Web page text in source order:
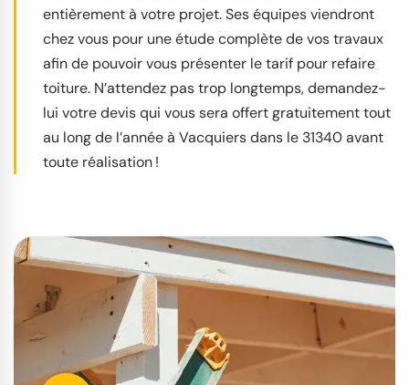
entièrement à votre projet. Ses équipes viendront
chez vous pour une étude complète de vos travaux
afin de pouvoir vous présenter le tarif pour refaire
toiture. N’attendez pas trop longtemps, demandez-
lui votre devis qui vous sera offert gratuitement tout
au long de l’année à Vacquiers dans le 31340 avant
toute réalisation !